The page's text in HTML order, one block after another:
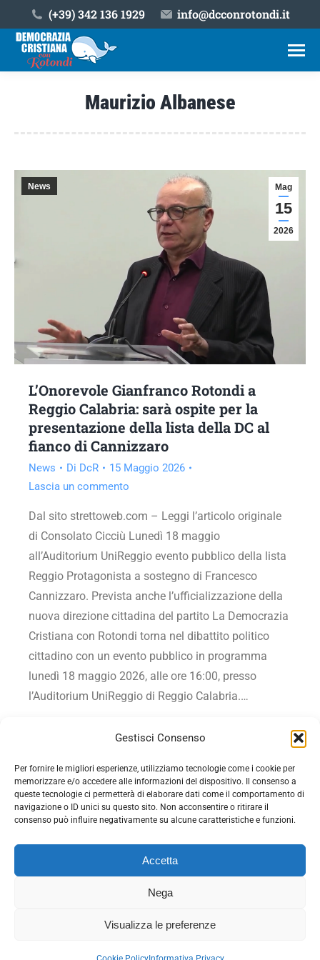
Gestisci Consenso
Per fornire le migliori esperienze, utilizziamo tecnologie come i cookie per
memorizzare e/o accedere alle informazioni del dispositivo. Il consenso a
queste tecnologie ci permetterà di elaborare dati come il comportamento di
navigazione o ID unici su questo sito. Non acconsentire o ritirare il
consenso può influire negativamente su alcune caratteristiche e funzioni.
Accetta
Nega
Visualizza le preferenze
(+39) ‎342 136 1929 info@dcconrotondi.it
Maurizio Albanese
Mag
15
2026
News
L’Onorevole Gianfranco Rotondi a
Reggio Calabria: sarà ospite per la
presentazione della lista della DC al
fianco di Cannizzaro
News Di DcR
15 Maggio 2026
Lascia un commento
Dal sito strettoweb.com – Leggi l’articolo originale
di Consolato Cicciù Lunedì 18 maggio
all’Auditorium UniReggio evento pubblico della lista
Reggio Protagonista a sostegno di Francesco
Cannizzaro. Prevista anche l’ufficializzazione della
nuova direzione cittadina del partito La Democrazia
Cristiana con Rotondi torna nel dibattito politico
cittadino con un evento pubblico in programma
lunedì 18 maggio 2026, alle ore 16:00, presso
l’Auditorium UniReggio di Reggio Calabria.…
© 2026 - Democrazia cristiana con Rotondi - C.F.